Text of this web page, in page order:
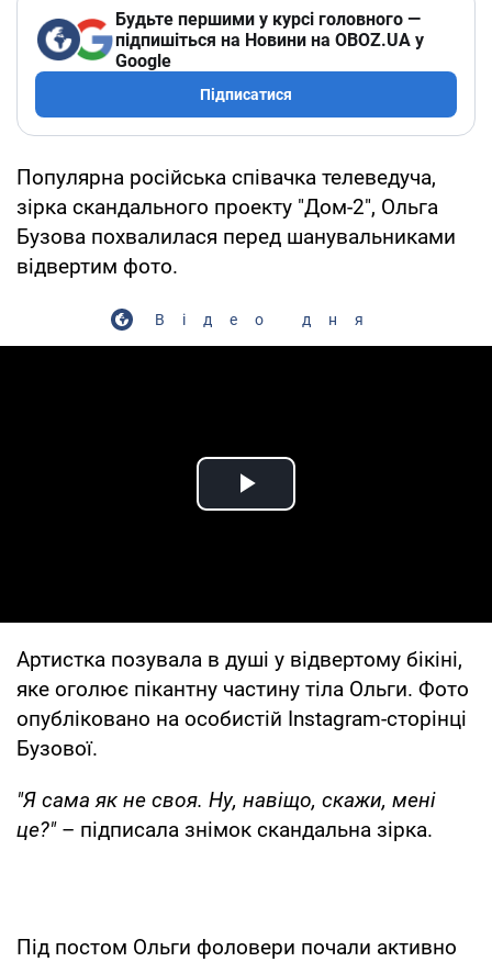
Будьте першими у курсі головного —
підпишіться на Новини на OBOZ.UA у
Google
Підписатися
Популярна російська співачка телеведуча,
зірка скандального проекту "Дом-2", Ольга
Бузова похвалилася перед шанувальниками
відвертим фото.
Відео дня
Play Video
Артистка позувала в душі у відвертому бікіні,
яке оголює пікантну частину тіла Ольги. Фото
опубліковано на особистій Instagram-сторінці
Бузової.
"Я сама як не своя. Ну, навіщо, скажи, мені
це?"– підписала знімок скандальна зірка.
Під постом Ольги фоловери почали активно